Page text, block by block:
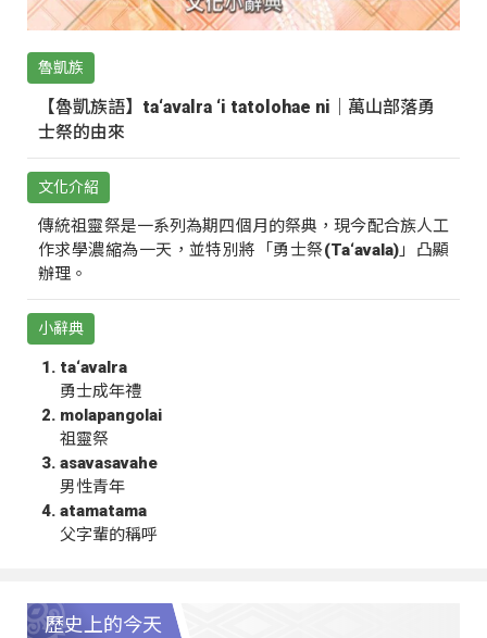
魯凱族
【魯凱族語】ta‘avalra ‘i tatolohae ni｜萬山部落勇
士祭的由來
文化介紹
傳統祖靈祭是一系列為期四個月的祭典，現今配合族人工
作求學濃縮為一天，並特別將「勇士祭(Ta‘avala)」凸顯
辦理。
小辭典
ta‘avalra
勇士成年禮
molapangolai
祖靈祭
asavasavahe
男性青年
atamatama
父字輩的稱呼
歷史上的今天